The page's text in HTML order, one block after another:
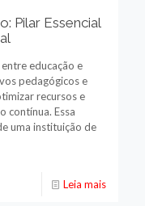
Pilar Essencial
educação e
pedagógicos e
recursos e
contínua. Essa
uma instituição de
Leia mais